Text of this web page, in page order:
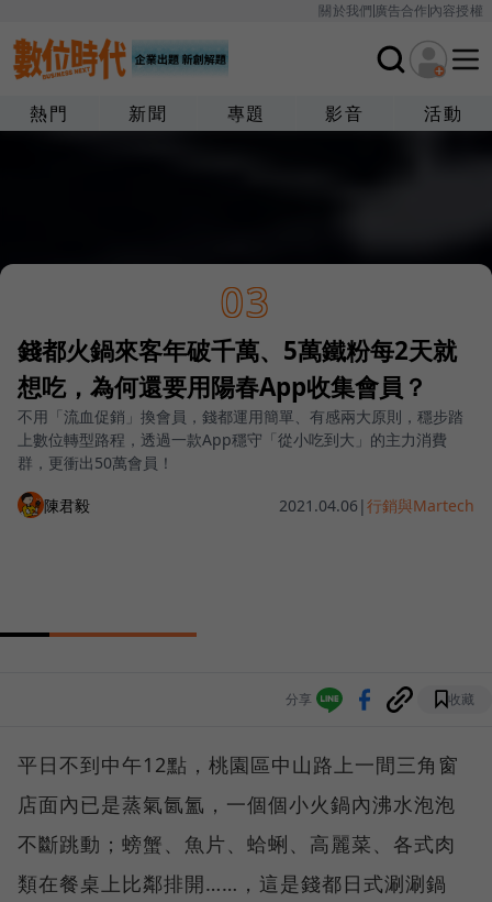
關於我們廣告合作內容授權
熱門 新聞 專題 影音 活動
03
錢都火鍋來客年破千萬、5萬鐵粉每2天就
想吃，為何還要用陽春App收集會員？
不用「流血促銷」換會員，錢都運用簡單、有感兩大原則，穩步踏
上數位轉型路程，透過一款App穩守「從小吃到大」的主力消費
群，更衝出50萬會員！
陳君毅 2021.04.06 |行銷與Martech
分享 收藏
平日不到中午12點，桃園區中山路上一間三角窗
店面內已是蒸氣氤氳，一個個小火鍋內沸水泡泡
不斷跳動；螃蟹、魚片、蛤蜊、高麗菜、各式肉
類在餐桌上比鄰排開……，這是錢都日式涮涮鍋